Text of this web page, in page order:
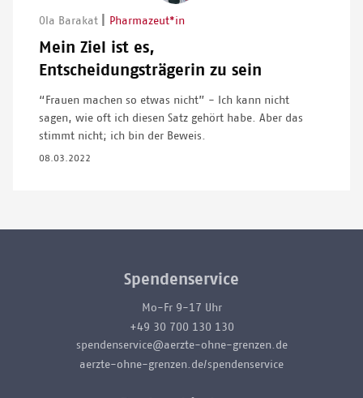
Ola Barakat Pharmazeut*in
Mein Ziel ist es,
Entscheidungsträgerin zu sein
“Frauen machen so etwas nicht” - Ich kann nicht
sagen, wie oft ich diesen Satz gehört habe. Aber das
stimmt nicht; ich bin der Beweis.
08.03.2022
Spendenservice
Mo-Fr 9-17 Uhr
+49 30 700 130 130
spendenservice@aerzte-ohne-grenzen.de
aerzte-ohne-grenzen.de/spendenservice